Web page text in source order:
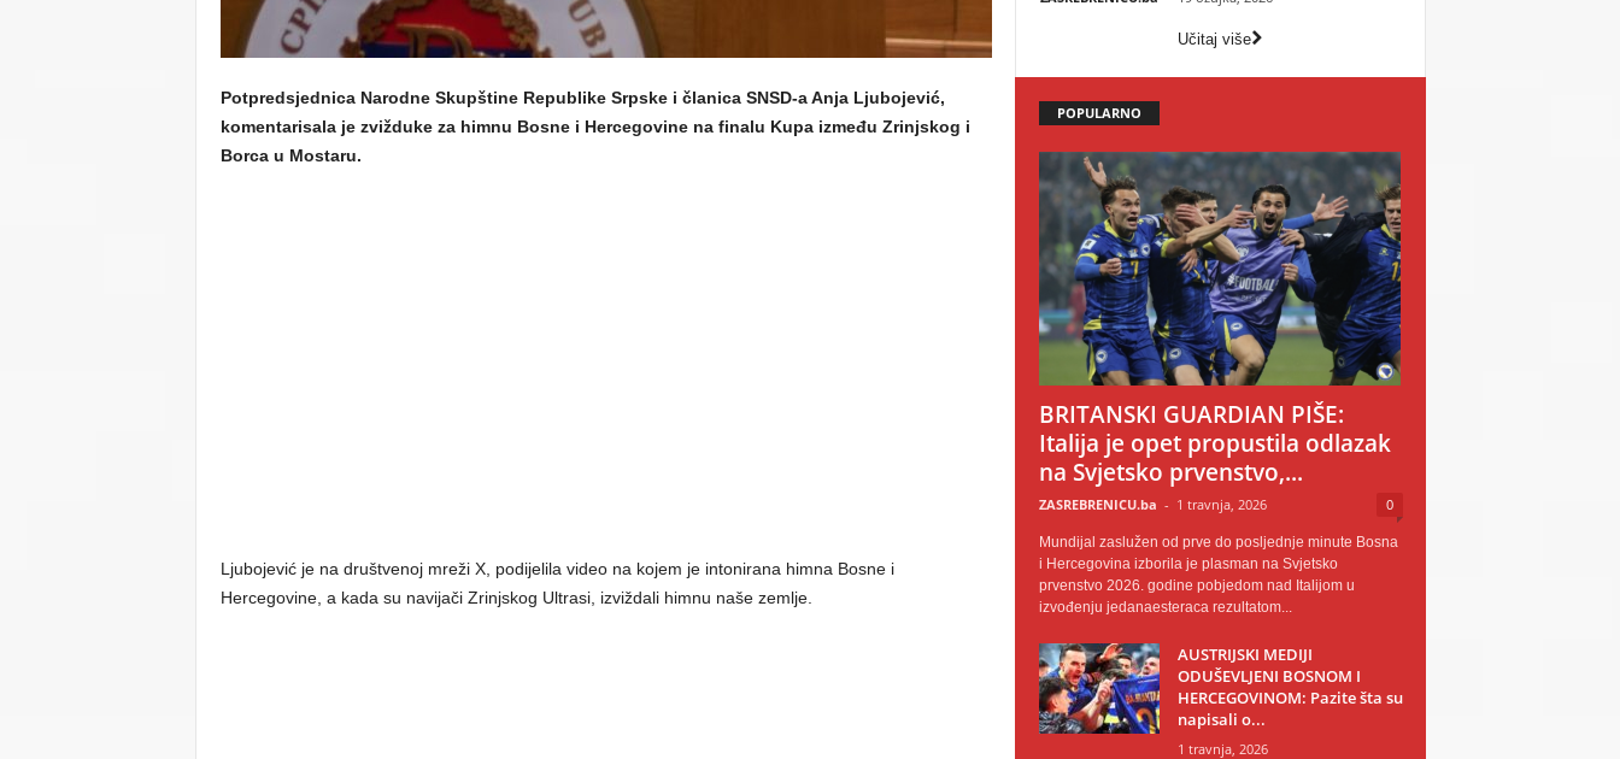
Potpredsjednica Narodne Skupštine Republike Srpske i članica SNSD-a Anja Ljubojević,
komentarisala je zvižduke za himnu Bosne i Hercegovine na finalu Kupa između Zrinjskog i
Borca u Mostaru.
Ljubojević je na društvenoj mreži X, podijelila video na kojem je intonirana himna Bosne i
Hercegovine, a kada su navijači Zrinjskog Ultrasi, izviždali himnu naše zemlje.
Učitaj više
POPULARNO
BRITANSKI GUARDIAN PIŠE:
Italija je opet propustila odlazak
na Svjetsko prvenstvo,...
ZASREBRENICU.ba - 1 travnja, 2026 0
Mundijal zaslužen od prve do posljednje minute Bosna
i Hercegovina izborila je plasman na Svjetsko
prvenstvo 2026. godine pobjedom nad Italijom u
izvođenju jedanaesteraca rezultatom...
AUSTRIJSKI MEDIJI
ODUŠEVLJENI BOSNOM I
HERCEGOVINOM: Pazite šta su
napisali o...
1 travnja, 2026